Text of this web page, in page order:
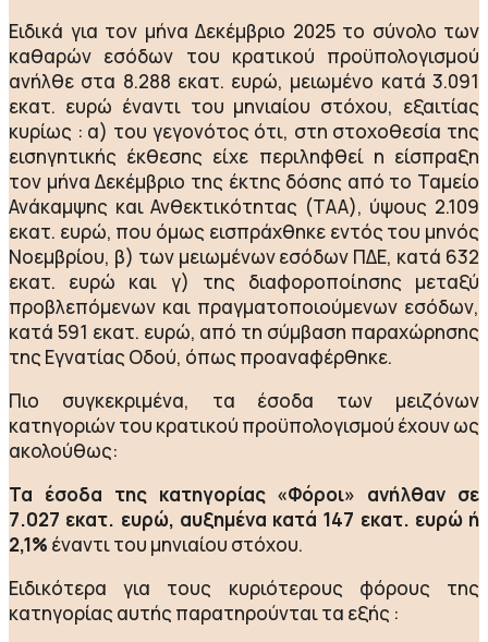
Ειδικά για τον μήνα Δεκέμβριο 2025 το σύνολο των
καθαρών εσόδων του κρατικού προϋπολογισμού
ανήλθε στα 8.288 εκατ. ευρώ, μειωμένο κατά 3.091
εκατ. ευρώ έναντι του μηνιαίου στόχου, εξαιτίας
κυρίως : α) του γεγονότος ότι, στη στοχοθεσία της
εισηγητικής έκθεσης είχε περιληφθεί η είσπραξη
τον μήνα Δεκέμβριο της έκτης δόσης από το Ταμείο
Ανάκαμψης και Ανθεκτικότητας (ΤΑΑ), ύψους 2.109
εκατ. ευρώ, που όμως εισπράχθηκε εντός του μηνός
Νοεμβρίου, β) των μειωμένων εσόδων ΠΔΕ, κατά 632
εκατ. ευρώ και γ) της διαφοροποίησης μεταξύ
προβλεπόμενων και πραγματοποιούμενων εσόδων,
κατά 591 εκατ. ευρώ, από τη σύμβαση παραχώρησης
της Εγνατίας Οδού, όπως προαναφέρθηκε.
Πιο συγκεκριμένα, τα έσοδα των μειζόνων
κατηγοριών του κρατικού προϋπολογισμού έχουν ως
ακολούθως:
Τα έσοδα της κατηγορίας «Φόροι» ανήλθαν σε
7.027 εκατ. ευρώ, αυξημένα κατά 147 εκατ. ευρώ ή
2,1% έναντι του μηνιαίου στόχου.
Ειδικότερα για τους κυριότερους φόρους της
κατηγορίας αυτής παρατηρούνται τα εξής :